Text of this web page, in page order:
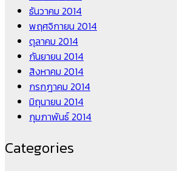
ธันวาคม 2014
พฤศจิกายน 2014
ตุลาคม 2014
กันยายน 2014
สิงหาคม 2014
กรกฎาคม 2014
มิถุนายน 2014
กุมภาพันธ์ 2014
Categories